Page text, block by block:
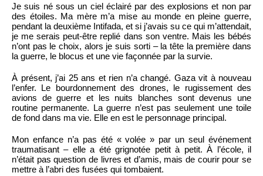
Je suis né sous un ciel éclairé par des explosions et non par
des étoiles. Ma mère m’a mise au monde en pleine guerre,
pendant la deuxième Intifada, et si j’avais su ce qui m’attendait,
je me serais peut-être replié dans son ventre. Mais les bébés
n’ont pas le choix, alors je suis sorti – la tête la première dans
la guerre, le blocus et une vie façonnée par la survie.
À présent, j’ai 25 ans et rien n’a changé. Gaza vit à nouveau
l’enfer. Le bourdonnement des drones, le rugissement des
avions de guerre et les nuits blanches sont devenus une
routine permanente. La guerre n’est pas seulement une toile
de fond dans ma vie. Elle en est le personnage principal.
Mon enfance n’a pas été « volée » par un seul événement
traumatisant – elle a été grignotée petit à petit. À l’école, il
n’était pas question de livres et d’amis, mais de courir pour se
mettre à l’abri des fusées qui tombaient.